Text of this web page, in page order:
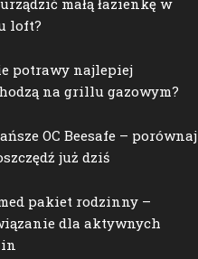
loft?
potrawy najlepiej
na grillu gazowym?
OC Beesafe – porównaj
już dziś
pakiet rodzinny –
dla aktywnych